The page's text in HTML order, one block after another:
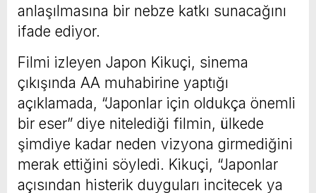
anlaşılmasına bir nebze katkı sunacağını
ifade ediyor.
Filmi izleyen Japon Kikuçi, sinema
çıkışında AA muhabirine yaptığı
açıklamada, “Japonlar için oldukça önemli
bir eser” diye nitelediği filmin, ülkede
şimdiye kadar neden vizyona girmediğini
merak ettiğini söyledi. Kikuçi, “Japonlar
açısından histerik duyguları incitecek ya